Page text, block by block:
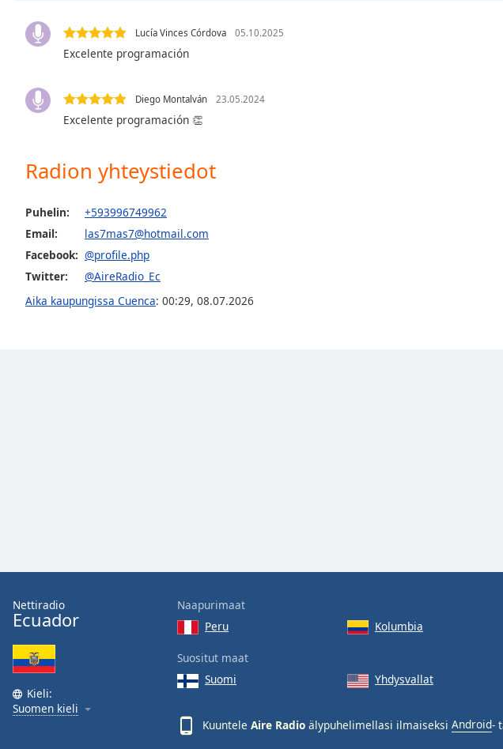
close
Opacity
Background
Color
Opacity
Edge
Family
Reset
Done
Lucía Vinces Córdova 05.10.2025
Excelente programación
Diego Montalván 23.05.2024
Excelente programación 👏
Radion yhteystiedot
Puhelin:
+593996749962
Email:
las7mas7@hotmail.com
Facebook: @profile.php
Twitter:
@AireRadio_Ec
Aika kaupungissa Cuenca: 00:29, 08.07.2026
Nettiradio
Ecuador
Kieli:
Suomen kieli
Naapurimaat
Peru
Kolumbia
Suositut maat
Suomi
Yhdysvallat
Kuuntele Aire Radio älypuhelimellasi ilmaiseksi Android-